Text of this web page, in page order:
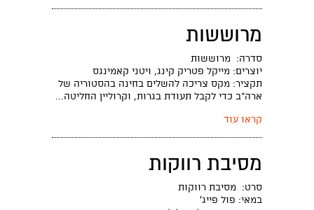
מרוששות
סדרה: מרוששות
יוצרים: מייקל פטריק קינג, ויטני קאמינגס
תקציר: מקס צריכה להשלים בחינה בהסטוריה של
ארה"ב כדי לקבל תעודת בגרות, וקרוליין החליטה...
קראו עוד
מסיבת רווקות
סרט: מסיבת רווקות
במאי: פול פייג'